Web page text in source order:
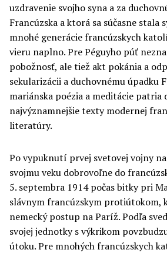
uzdravenie svojho syna a za
Francúzska a ktorá sa súčasne stala
mnohé generácie francúzskych
vieru naplno. Pre Péguyho púť
pobožnosť, ale tiež akt pokánia a
sekularizácii a duchovnému úpadku
mariánska poézia a meditácie patria
najvýznamnejšie texty modernej
literatúry.
Po vypuknutí prvej svetovej vojny
svojmu veku dobrovoľne do
5. septembra 1914 počas bitky pri
slávnym francúzskym protiútokom,
nemecký postup na Paríž. Podľa
svojej jednotky s výkrikom
útoku. Pre mnohých francúzskych